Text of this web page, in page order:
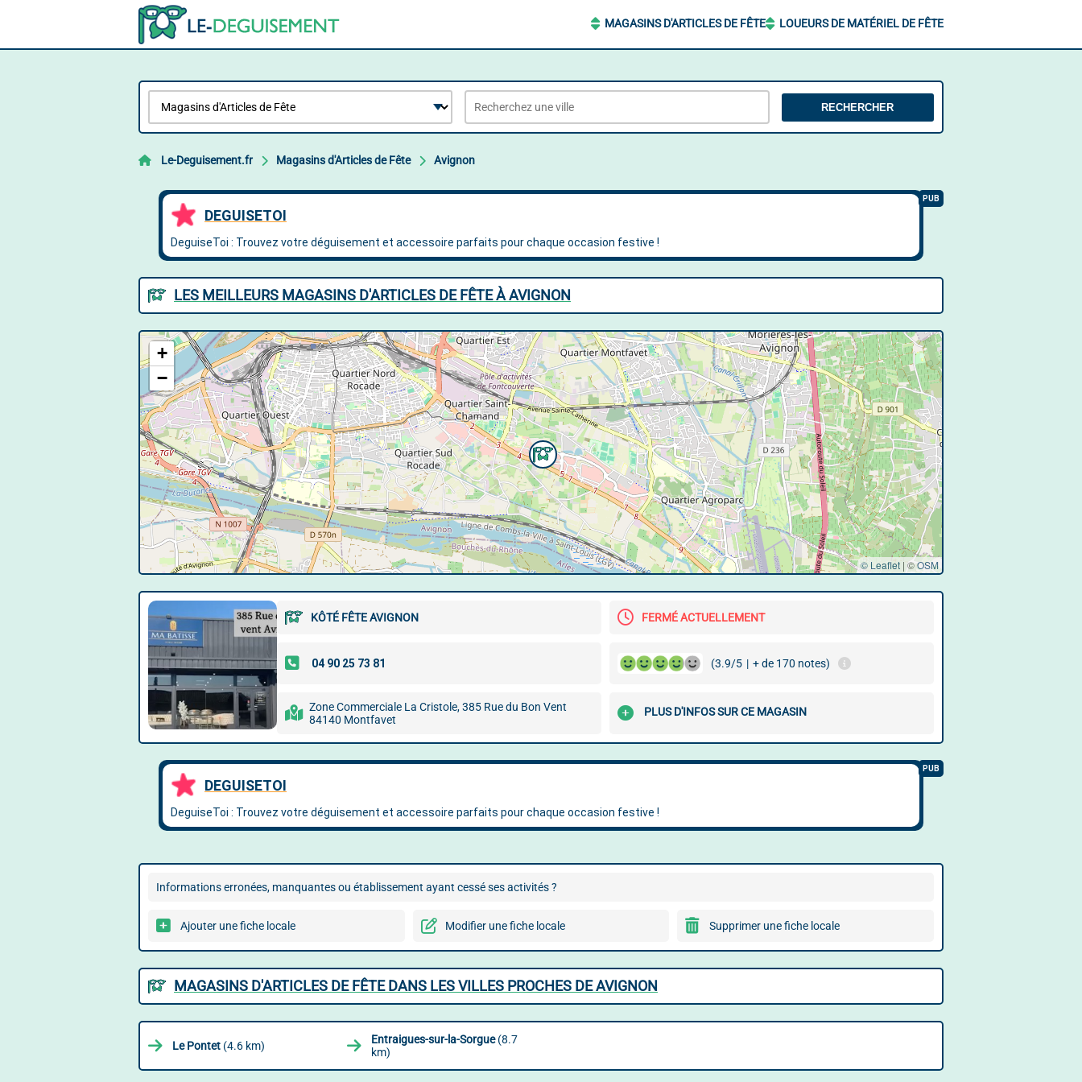
MAGASINS D'ARTICLES DE FÊTE LOUEURS DE MATÉRIEL DE FÊTE
RECHERCHER
Le-Deguisement.fr Magasins d'Articles de Fête Avignon
LES MEILLEURS MAGASINS D'ARTICLES DE FÊTE À AVIGNON
+
−
© Leaflet |©OSM
KÔTÉ FÊTE AVIGNON FERMÉ ACTUELLEMENT
(3.9/5 | + de 170 notes)
Zone Commerciale La Cristole, 385 Rue du Bon Vent
84140 Montfavet
PLUS D'INFOS SUR CE MAGASIN
Informations erronées, manquantes ou établissement ayant cessé ses activités ?
Ajouter une fiche locale Modifier une fiche locale Supprimer une fiche locale
MAGASINS D'ARTICLES DE FÊTE DANS LES VILLES PROCHES DE AVIGNON
Le Pontet (4.6 km) Entraigues-sur-la-Sorgue(8.7
km)